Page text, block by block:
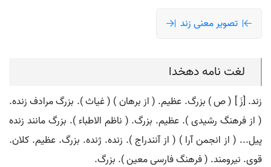
تصویر معنی زند
لغت نامه دهخدا
زند. [زَ ] ( ص ) بزرگ. عظیم. ( از برهان ) ( غیاث ). بزرگ مرادف زنده.
( از فرهنگ رشیدی ). عظیم. بزرگ. ( ناظم الاطباء ). بزرگ مانند زنده
پیل... ( از انجمن آرا ) ( از آنندراج ). زنده. ژنده. بزرگ. عظیم. کلان.
قوی. نیرومند. ( فرهنگ فارسی معین ). بزرگ.